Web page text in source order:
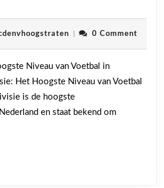
cdenvhoogstraten
0 Comment
Niveau van Voetbal in
Het Hoogste Niveau van Voetbal
is de hoogste
en staat bekend om